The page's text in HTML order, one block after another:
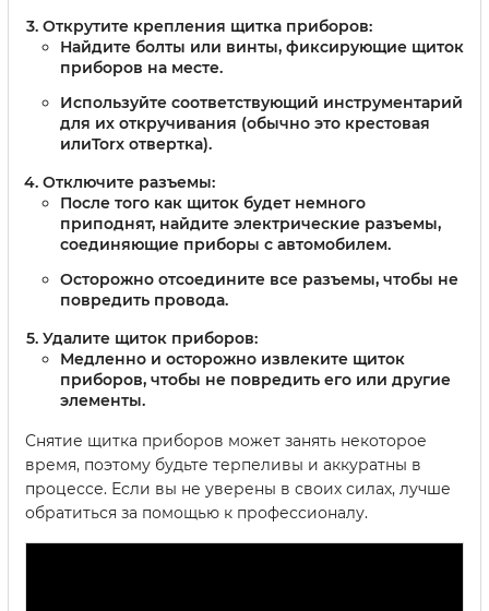
Открутите крепления щитка приборов:
Найдите болты или винты, фиксирующие щиток
приборов на месте.
Используйте соответствующий инструментарий
для их откручивания (обычно это крестовая
илиTorx отвертка).
Отключите разъемы:
После того как щиток будет немного
приподнят, найдите электрические разъемы,
соединяющие приборы с автомобилем.
Осторожно отсоедините все разъемы, чтобы не
повредить провода.
Удалите щиток приборов:
Медленно и осторожно извлеките щиток
приборов, чтобы не повредить его или другие
элементы.
Снятие щитка приборов может занять некоторое
время, поэтому будьте терпеливы и аккуратны в
процессе. Если вы не уверены в своих силах, лучше
обратиться за помощью к профессионалу.